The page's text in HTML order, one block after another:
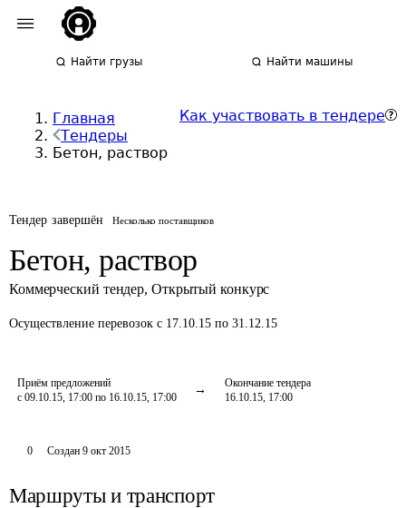
Найти грузы Найти машины
Главная
Тендеры
Бетон, раствор
Как участвовать в тендере
Тендер завершён Несколько поставщиков
Бетон, раствор
Коммерческий тендер, Открытый конкурс
Осуществление перевозок с 17.10.15 по 31.12.15
Приём предложений
с 09.10.15, 17:00 по 16.10.15, 17:00
Окончание тендера
16.10.15, 17:00
0 Создан 9 окт 2015
Маршруты и транспорт